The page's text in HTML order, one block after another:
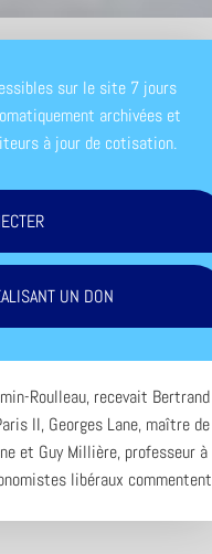
sur le site 7 jours
archivées et
à jour de cotisation.
UN DON
Roulleau, recevait Bertrand
II, Georges Lane, maître de
et Guy Millière, professeur à
libéraux commentent